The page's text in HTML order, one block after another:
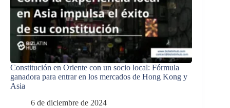
Constitución en Oriente con un socio local: Fórmula
ganadora para entrar en los mercados de Hong Kong y
Asia
6 de diciembre de 2024